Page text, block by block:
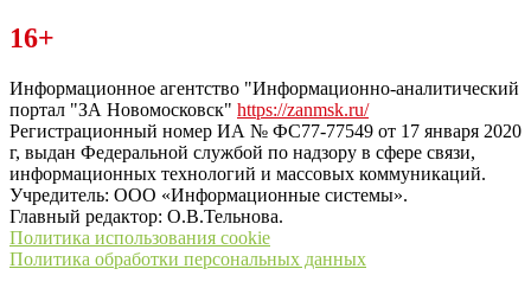
Читайте последние новости дня в Тульской области на сайте
“ЗаНовомосковск”
16+
Информационное агентство "Информационно-аналитический
портал "ЗА Новомосковск" https://zanmsk.ru/
Регистрационный номер ИА № ФС77-77549 от 17 января 2020
г, выдан Федеральной службой по надзору в сфере связи,
информационных технологий и массовых коммуникаций.
Учредитель: ООО «Информационные системы».
Главный редактор: О.В.Тельнова.
Политика использования cookie
Политика обработки персональных данных